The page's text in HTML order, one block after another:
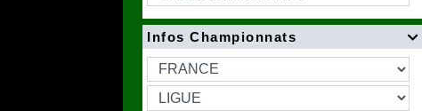

Infos Championnats